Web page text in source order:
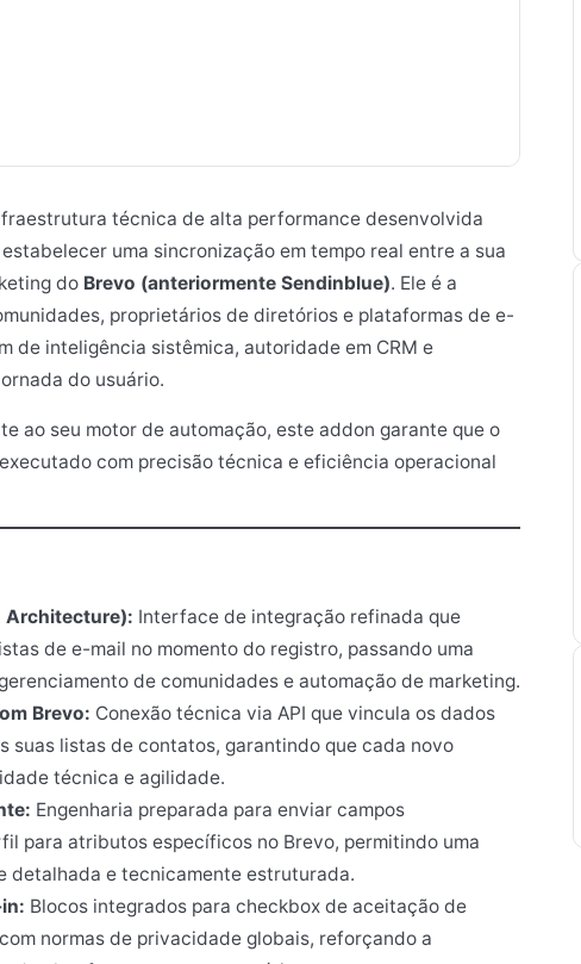
técnica de alta performance desenvolvida
uma sincronização em tempo real entre a sua
do Brevo (anteriormente Sendinblue). Ele é a
proprietários de diretórios e plataformas de e-
de inteligência sistêmica, autoridade em CRM e
do usuário.
ao seu motor de automação, este addon garante que o
com precisão técnica e eficiência operacional
Architecture): Interface de integração refinada que
de e-mail no momento do registro, passando uma
de comunidades e automação de marketing.
Brevo: Conexão técnica via API que vincula os dados
suas listas de contatos, garantindo que cada novo
técnica e agilidade.
Engenharia preparada para enviar campos
para atributos específicos no Brevo, permitindo uma
detalhada e tecnicamente estruturada.
Blocos integrados para checkbox de aceitação de
normas de privacidade globais, reforçando a